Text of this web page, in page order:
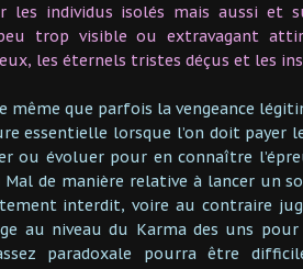
les individus isolés mais aussi et
trop visible ou extravagant
les éternels tristes déçus et les
même que parfois la vengeance
essentielle lorsque l’on doit payer
ou évoluer pour en connaître
Mal de manière relative à lancer un
interdit, voire au contraire
au niveau du Karma des uns
paradoxale pourra être